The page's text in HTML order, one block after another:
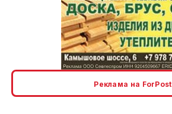
Реклама на ForPost